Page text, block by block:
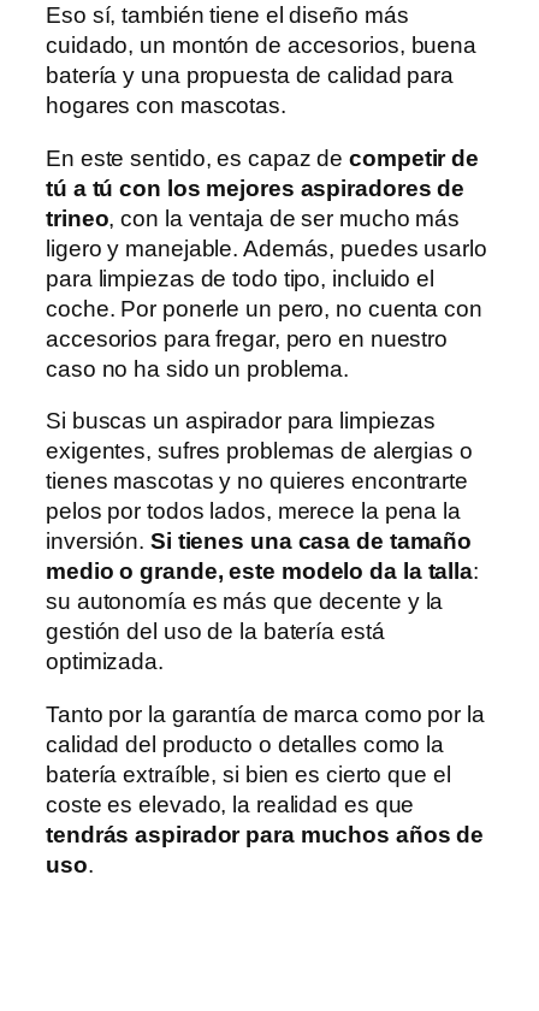
Eso sí, también tiene el diseño más
cuidado, un montón de accesorios, buena
batería y una propuesta de calidad para
hogares con mascotas.
En este sentido, es capaz decompetir de
tú a tú con los mejores aspiradores de
trineo, con la ventaja de ser mucho más
ligero y manejable. Además, puedes usarlo
para limpiezas de todo tipo, incluido el
coche. Por ponerle un pero, no cuenta con
accesorios para fregar, pero en nuestro
caso no ha sido un problema.
Si buscas un aspirador para limpiezas
exigentes, sufres problemas de alergias o
tienes mascotas y no quieres encontrarte
pelos por todos lados, merece la pena la
inversión. Si tienes una casa de tamaño
medio o grande, este modelo da la talla:
su autonomía es más que decente y la
gestión del uso de la batería está
optimizada.
Tanto por la garantía de marca como por la
calidad del producto o detalles como la
batería extraíble, si bien es cierto que el
coste es elevado, la realidad es que
tendrás aspirador para muchos años de
uso.